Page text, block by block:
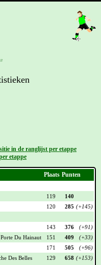
in de ranglijst per etappe
etappe
Plaats Punten
119
140
120 285 (+145)
143 376
(+91)
Du Hainaut 151 409
(+33)
171 505
(+96)
Des Belles
129 658 (+153)